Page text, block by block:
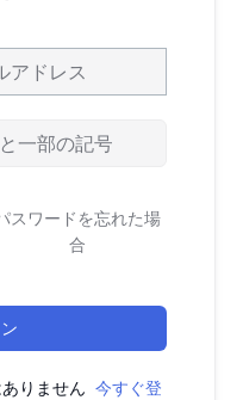
スワードを忘れた場
合
りません 今すぐ登